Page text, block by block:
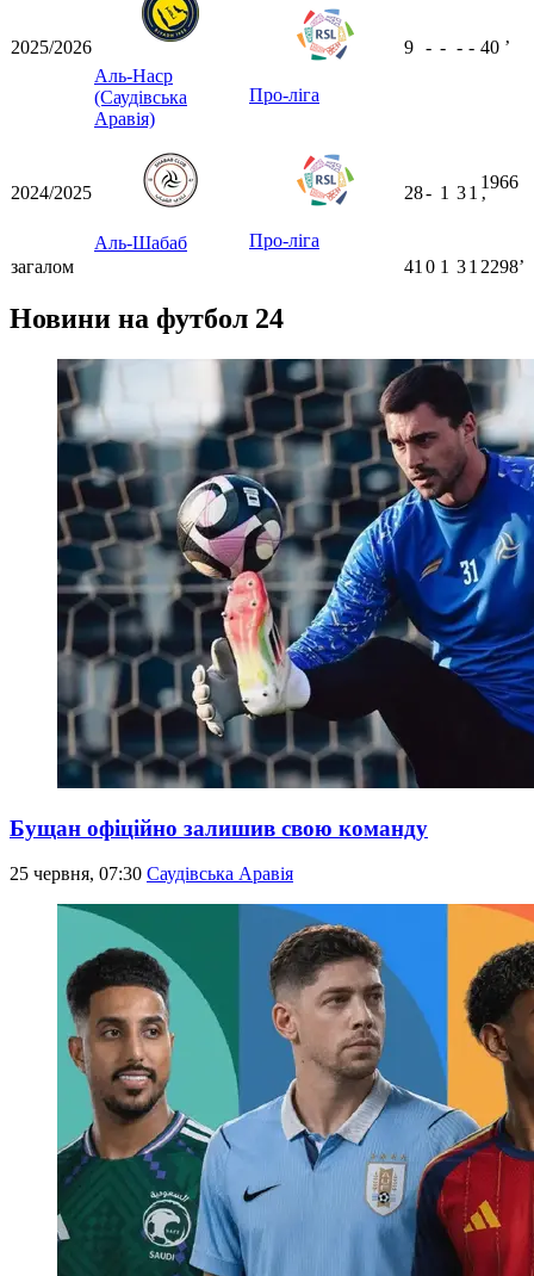
2025/2026
Аль-Наср
(Саудівська
Аравія)
Про-ліга
9 - - - - 40 ʼ
2024/2025
Аль-Шабаб Про-ліга
28- 1 31
1966
ʼ
загалом 41 0 1 31 2298ʼ
Новини на футбол 24
Бущан офіційно залишив свою команду
25 червня, 07:30 Саудівська Аравія